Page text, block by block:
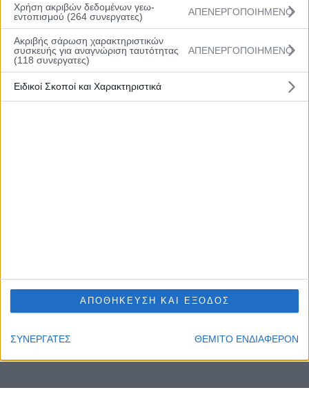
Χρήση ακριβών δεδομένων γεω-
εντοπισμού (264 συνεργατες)
ΑΠΕΝΕΡΓΟΠΟΙΗΜΕΝΟ
Ακριβής σάρωση χαρακτηριστικών
συσκευής για αναγνώριση ταυτότητας
(118 συνεργατες)
ΑΠΕΝΕΡΓΟΠΟΙΗΜΕΝΟ
Ειδικοί Σκοποί και Χαρακτηριστικά
ΑΠΟΘΗΚΕΥΣΗ ΚΑΙ ΕΞΟΔΟΣ
ΣΥΝΕΡΓΑΤΕΣ ΘΕΜΙΤΟ ΕΝΔΙΑΦΕΡΟΝ
Social Media